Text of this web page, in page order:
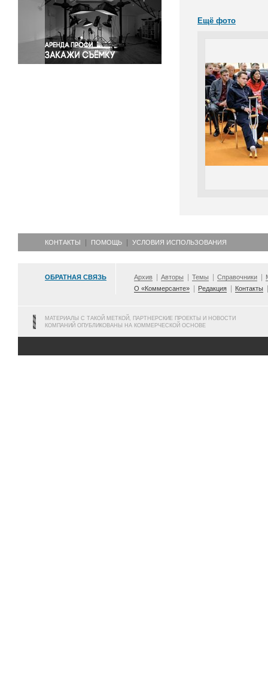
Спорт
Экология
Экономика и бизнес
Ещё фото
КОНТАКТЫ ПОМОЩЬ УСЛОВИЯ ИСПОЛЬЗОВАНИЯ
ОБРАТНАЯ СВЯЗЬ Архив Авторы Темы Справочники
О «Коммерсанте»
Редакция Контакты
МАТЕРИАЛЫ С ТАКОЙ МЕТКОЙ, ПАРТНЕРСКИЕ ПРОЕКТЫ И НОВОСТИ
КОМПАНИЙ ОПУБЛИКОВАНЫ НА КОММЕРЧЕСКОЙ ОСНОВЕ